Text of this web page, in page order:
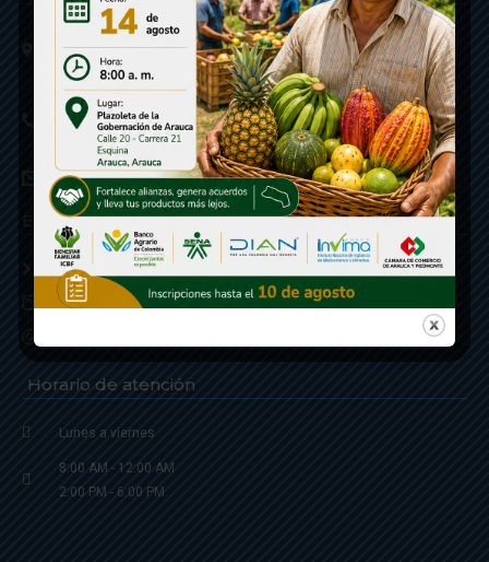
Calle 20 - Carrera 21 Esquina
Código postal 810001
Linea de Servicio a la Ciudadania: 57- 6078851946
Linea Anticorrupción: 607885 3374
correspondencia: archivogeneral@arauca.gov.co
Enlaces
Política de Seguridad y Termino de Uso
Notificaciones judiciales: notificacionjudicial@arauca.gov.co
Horario de atención
Lunes a viernes
8:00 AM - 12:00 AM
2:00 PM - 6:00 PM.